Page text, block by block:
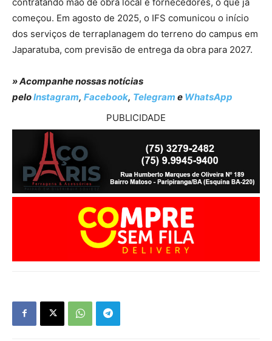
começou. Em agosto de 2025, o IFS comunicou o início
dos serviços de terraplanagem do terreno do campus em
Japaratuba, com previsão de entrega da obra para 2027.
» Acompanhe nossas notícias
peloInstagram, Facebook, Telegram e WhatsApp
PUBLICIDADE